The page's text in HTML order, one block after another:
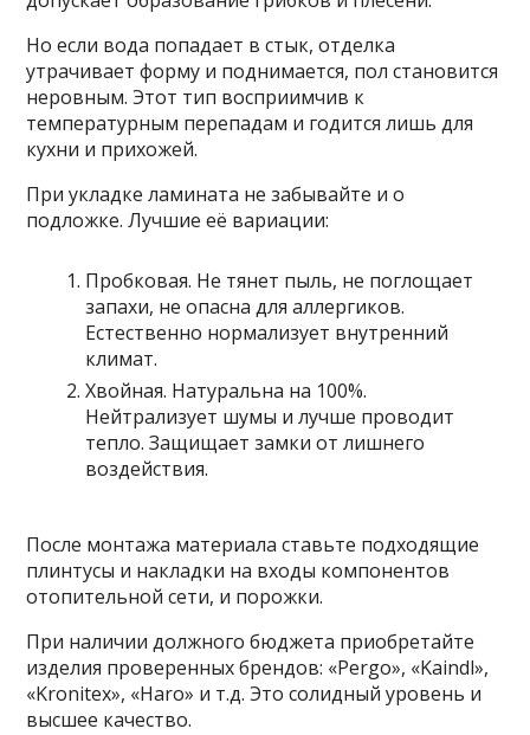
Но если вода попадает в стык, отделка
утрачивает форму и поднимается, пол становится
неровным. Этот тип восприимчив к
температурным перепадам и годится лишь для
кухни и прихожей.
При укладке ламината не забывайте и о
подложке. Лучшие её вариации:
Пробковая. Не тянет пыль, не поглощает
запахи, не опасна для аллергиков.
Естественно нормализует внутренний
климат.
Хвойная. Натуральна на 100%.
Нейтрализует шумы и лучше проводит
тепло. Защищает замки от лишнего
воздействия.
После монтажа материала ставьте подходящие
плинтусы и накладки на входы компонентов
отопительной сети, и порожки.
При наличии должного бюджета приобретайте
изделия проверенных брендов: «Pergo», «Kaindl»,
«Kronitex», «Haro» и т.д. Это солидный уровень и
высшее качество.